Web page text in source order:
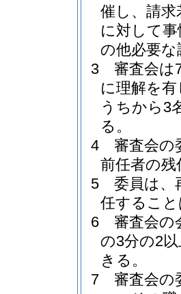
催し、請
に対して
の他必要
3
審査会は
に理解を
うちから3
る。
4
審査会の
前任者の残
5
委員は、
任するこ
6
審査会の
の3分の2
きる。
7
審査会の